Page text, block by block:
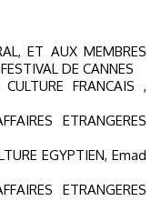
ET AUX MEMBRES
DE CANNES
FRANCAIS ,
ETRANGERES
EGYPTIEN, Emad
ETRANGERES